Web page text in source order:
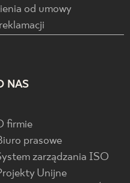
od umowy
NAS
firmie
prasowe
zarządzania ISO
Unijne